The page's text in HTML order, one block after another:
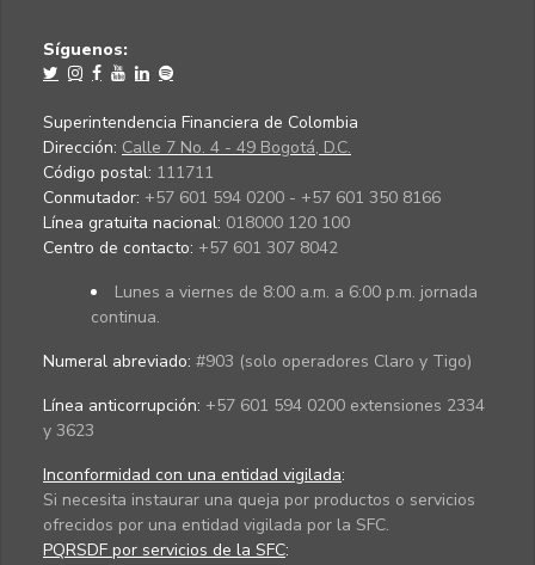
Síguenos:
Superintendencia Financiera de Colombia
Dirección: Calle 7 No. 4 - 49 Bogotá, D.C.
Código postal: 111711
Conmutador: +57 601 594 0200 - +57 601 350 8166
Línea gratuita nacional: 018000 120 100
Centro de contacto: +57 601 307 8042
Lunes a viernes de 8:00 a.m. a 6:00 p.m. jornada
continua.
Numeral abreviado: #903 (solo operadores Claro y Tigo)
Línea anticorrupción: +57 601 594 0200 extensiones 2334
y 3623
Inconformidad con una entidad vigilada:
Si necesita instaurar una queja por productos o servicios
ofrecidos por una entidad vigilada por la SFC.
PQRSDF por servicios de la SFC: